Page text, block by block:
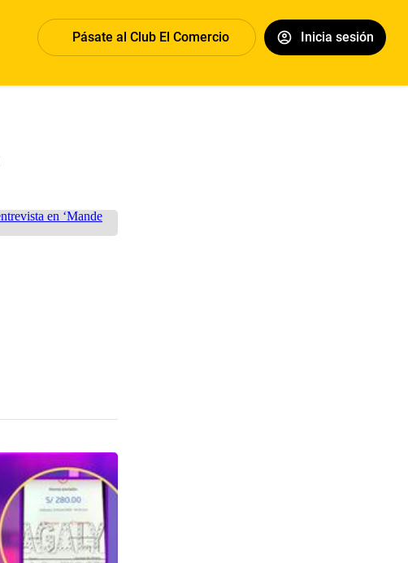
Pásate al Club El Comercio Inicia sesión